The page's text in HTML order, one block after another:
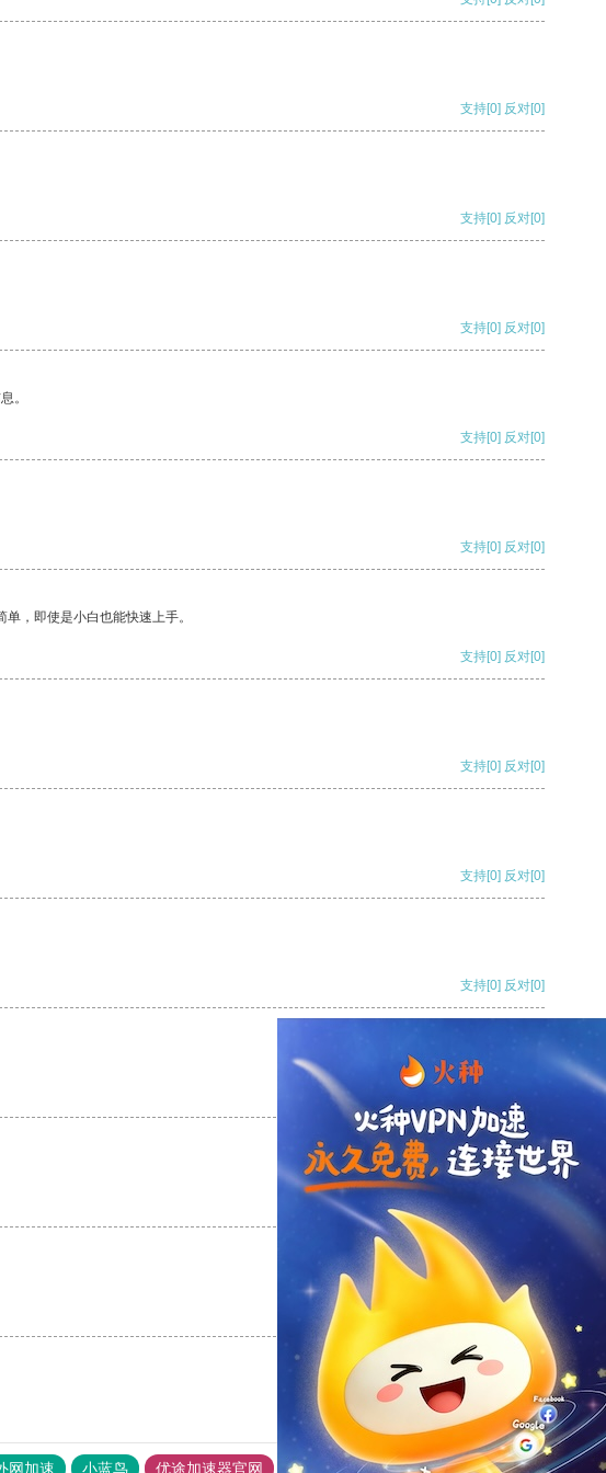
支持[0] 反对[0]
支持[0] 反对[0]
支持[0] 反对[0]
。
支持[0] 反对[0]
支持[0] 反对[0]
，即使是小白也能快速上手。
支持[0] 反对[0]
支持[0] 反对[0]
支持[0] 反对[0]
支持[0] 反对[0]
反对
反对[0]
网加速 小蓝鸟 优途加速器官网 风驰加速器 旋风加速器 八戒看书